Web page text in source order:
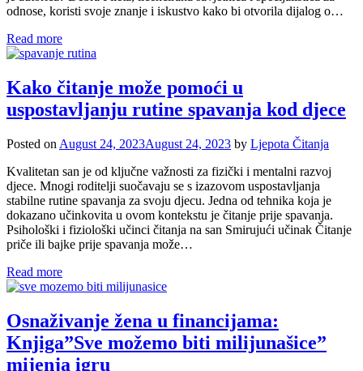
odnose, koristi svoje znanje i iskustvo kako bi otvorila dijalog o…
Read more
Kako čitanje može pomoći u
uspostavljanju rutine spavanja kod djece
Posted on August 24, 2023August 24, 2023 by Ljepota Čitanja
Kvalitetan san je od ključne važnosti za fizički i mentalni razvoj
djece. Mnogi roditelji suočavaju se s izazovom uspostavljanja
stabilne rutine spavanja za svoju djecu. Jedna od tehnika koja je
dokazano učinkovita u ovom kontekstu je čitanje prije spavanja.
Psihološki i fiziološki učinci čitanja na san Smirujući učinak Čitanje
priče ili bajke prije spavanja može…
Read more
Osnaživanje žena u financijama:
Knjiga”Sve možemo biti milijunašice”
mijenja igru